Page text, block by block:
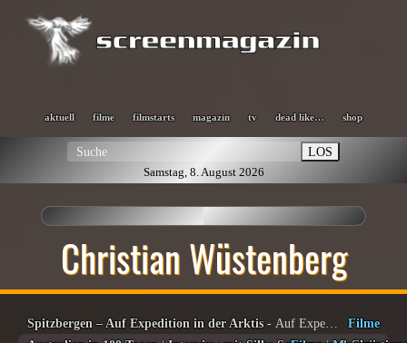
aktuell filme filmstarts magazin tv dead like… shop
LOS
Samstag, 8. August 2026
Christian Wüstenberg
Spitzbergen – Auf Expedition in der Arktis
Filme